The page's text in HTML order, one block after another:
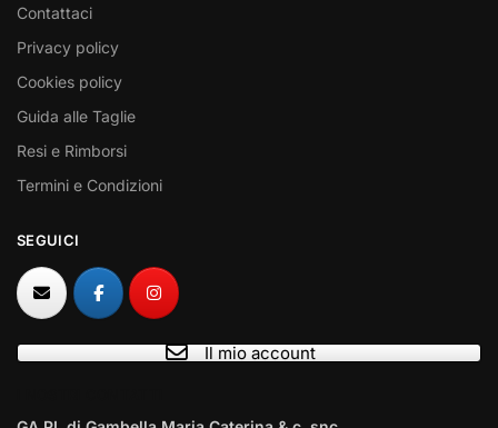
Contattaci
Privacy policy
Cookies policy
Guida alle Taglie
Resi e Rimborsi
Termini e Condizioni
SEGUICI
Il mio account